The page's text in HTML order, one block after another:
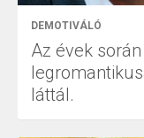
DEMOTIVÁLÓ
Az évek
láttál.